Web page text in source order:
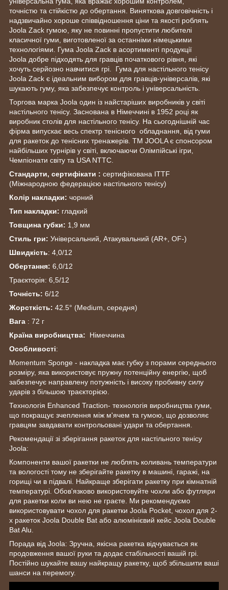
точністю та стійкістю до обертання. Виняткова довговічність і
надзвичайно хороше співвідношення ціни та якості роблять
Joola Zack гумою, яку не повинні пропустити любителі
класичної гуми, виготовленої за останніми німецькими
технологіями. Гума Joola Zack в асортименті продукції
Joola добре підходять для гравців початкового рівня, які
хочуть серйозно навчитися грі. Гума для настільного тенісу
Joola Zack є ідеальним вибором для гравців-універсалів, які
шукають гуму, яка забезпечує контроль і універсальність.
Торгова марка Joola один із найстаріших виробників у світі
настільного тенісу. Заснована в Німеччині в 1952 році як
виробник столів для настільного тенісу. На сьогоднішній час
фірма випускає весь спектр тенісного обладнання, від гуми
для ракеток до тенісних тренажерів. ТМ JOOLA є спонсором
найбільших турнірів у світі, включаючи Олімпійські ігри,
Чемпіонати світу та USA NTTC.
Стандарти, сертифікати : сертифікована ITTF
(Міжнародною федерацією настільного тенісу)
Колір накладки: чорний
Тип накладки: гладкий
Товщина губки: 1,9 мм
Стиль гри: Універсальний, Атакувальний (AR+, OF-)
Швидкість: 4,0/12
Обертання: 6,0/12
Траєкторія: 6,5/12
Точність: 6/12
Жорсткість: 42.5° (Medium, середня)
Вага : 72 г
Країна виробництва: Німеччина
Особливості:
Momentum Sponge - накладка має губку з порами середнього
розміру, яка використовує пружну потенційну енергію, щоб
забезпечує направлену потужність і високу пробивну силу
ударів з більшою траєкторією.
Технологія Enhanced Traction- технологія виробництва гуми,
що покращує зчеплення між м'ячем та гумою, що дозволяє
гравцям завдавати контрольовані удари та обертання.
Рекомендації зі зберігання ракеток для настільного тенісу
Joola:
Компоненти вашої ракетки не люблять коливань температури
та вологості тому не зберігайте ракетку в машині, гаражі, на
горищі чи в підвалі. Найкраще зберігати ракетку при кімнатній
температурі. Обов'язково використовуйте чохли або футляри
для ракетки коли ви нею не граєте. Ми рекомендуємо
використовувати чохол для ракетки Joola Pocket, чохол для 2-
х ракеток Joola Double Bat або алюмінієвий кейс Joola Double
Bat Alu.
Порада від Joola: Зручна, якісна ракетка відчувається як
продовження вашої руки та додає стабільності вашій грі.
Постійно шукайте вашу найкращу ракетку, щоб збільшити ваші
шанси на перемогу.